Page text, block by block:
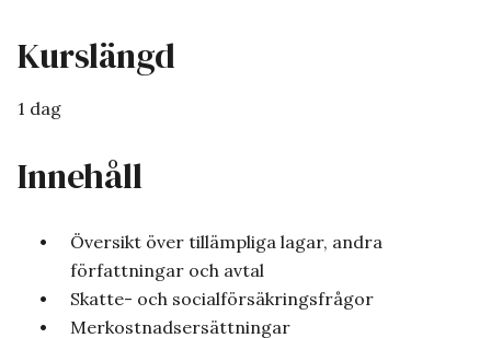
Kurslängd
1 dag
Innehåll
Översikt över tillämpliga lagar, andra
författningar och avtal
Skatte- och socialförsäkringsfrågor
Merkostnadsersättningar